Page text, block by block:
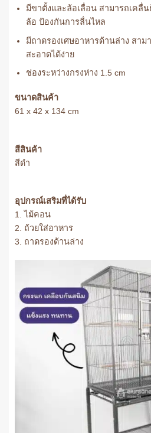
มีขาตั้งและล้อเลื่อน สามารถเคลื่
ล้อ ป้องกันการลื่นไหล
มีถาดรองเศษอาหารด้านล่าง สา
สะอาดได้ง่าย
ช่องระหว่างกรงห่าง 1.5 cm
ขนาดสินค้า
61 x 42 x 134 cm
สีสินค้า
สีดำ
อุปกรณ์เสริมที่ได้รับ
1. ไม้คอน
2. ถ้วยใส่อาหาร
3. ถาดรองด้านล่าง